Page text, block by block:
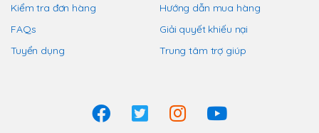
Kiểm tra đơn hàng
FAQs
Tuyển dụng
Hướng dẫn mua hàng
Giải quyết khiếu nại
Trung tâm trợ giúp